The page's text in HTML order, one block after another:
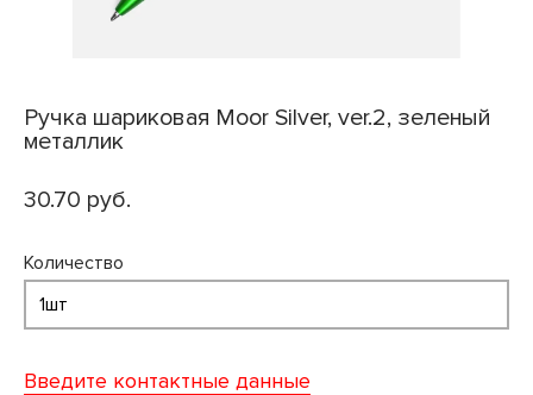
Ручка шариковая Moor Silver, ver.2, зеленый
металлик
30.70 руб.
Количество
Введите контактные данные